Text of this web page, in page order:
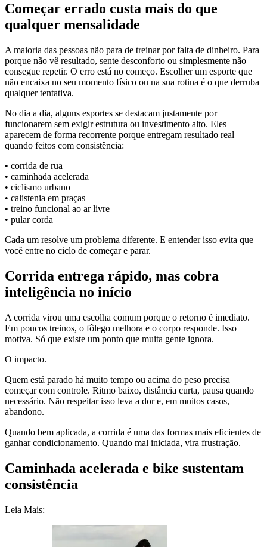
Começar errado custa mais do que
qualquer mensalidade
A maioria das pessoas não para de treinar por falta de dinheiro. Para
porque não vê resultado, sente desconforto ou simplesmente não
consegue repetir. O erro está no começo. Escolher um esporte que
não encaixa no seu momento físico ou na sua rotina é o que derruba
qualquer tentativa.
No dia a dia, alguns esportes se destacam justamente por
funcionarem sem exigir estrutura ou investimento alto. Eles
aparecem de forma recorrente porque entregam resultado real
quando feitos com consistência:
• corrida de rua
• caminhada acelerada
• ciclismo urbano
• calistenia em praças
• treino funcional ao ar livre
• pular corda
Cada um resolve um problema diferente. E entender isso evita que
você entre no ciclo de começar e parar.
Corrida entrega rápido, mas cobra
inteligência no início
A corrida virou uma escolha comum porque o retorno é imediato.
Em poucos treinos, o fôlego melhora e o corpo responde. Isso
motiva. Só que existe um ponto que muita gente ignora.
O impacto.
Quem está parado há muito tempo ou acima do peso precisa
começar com controle. Ritmo baixo, distância curta, pausa quando
necessário. Não respeitar isso leva a dor e, em muitos casos,
abandono.
Quando bem aplicada, a corrida é uma das formas mais eficientes de
ganhar condicionamento. Quando mal iniciada, vira frustração.
Caminhada acelerada e bike sustentam
consistência
Leia Mais: